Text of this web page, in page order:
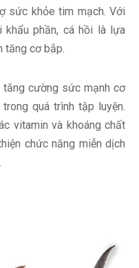
sức khỏe tim mạch. Với
khẩu phần, cá hồi là lựa
tăng cơ bắp.
tăng cường sức mạnh cơ
quá trình tập luyện.
vitamin và khoáng chất
chức năng miễn dịch